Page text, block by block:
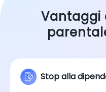
Vantaggi
Stop alla